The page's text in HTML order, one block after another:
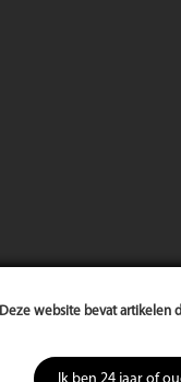
Deze website bevat artikelen
Ik ben 24 jaar of